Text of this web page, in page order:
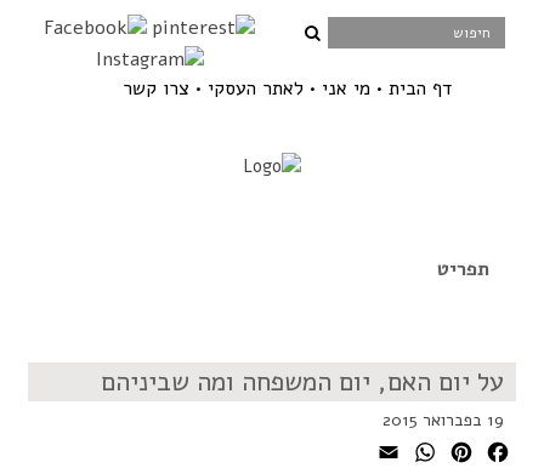
דף הבית מי אני לאתר העסקי צרו קשר
על יום האם, יום המשפחה ומה שביניהם
19 בפברואר 2015
Facebook
Pinterest
WhatsApp